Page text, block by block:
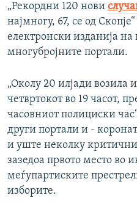
„Рекордни 120 нови
најмногу, 67, се од
електронски изданија
многубројните портали.
„Околу 20 илјади возила
четвртокот во 19 часот,
часовниот полициски
други портали и -
и уште неколку
зазедоа првото место во
меѓупартиските
изборите.